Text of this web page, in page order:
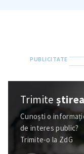
Trimite
Cunoști o
de interes public?
Trimite-o la ZdG